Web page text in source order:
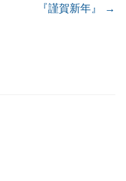
『謹賀新年』 →